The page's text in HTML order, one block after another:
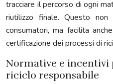
tracciare il percorso di ogni
riutilizzo finale. Questo
consumatori, ma facilita
certificazione dei processi di
Normative e incentivi
riciclo responsabile